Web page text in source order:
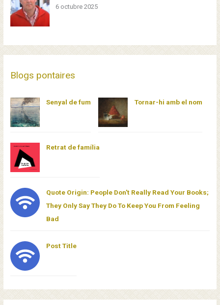
6 octubre 2025
Blogs pontaires
Senyal de fum Tornar-hi amb el nom
Retrat de família
Quote Origin: People Don't Really Read Your Books;
They Only Say They Do To Keep You From Feeling
Bad
Post Title